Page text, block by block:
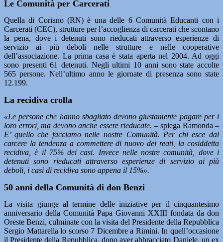
Le Comunità per Carcerati
Quella di Coriano (RN) è una delle 6 Comunità Educanti con i
Carcerati (CEC), strutture per l’accoglienza di carcerati che scontano
la pena, dove i detenuti sono rieducati attraverso esperienze di
servizio ai più deboli nelle strutture e nelle cooperative
dell’associazione. La prima casa è stata aperta nel 2004. Ad oggi
sono presenti 61 detenuti. Negli ultimi 10 anni sono state accolte
565 persone. Nell’ultimo anno le giornate di presenza sono state
12.199.
La recidiva crolla
«Le persone che hanno sbagliato devono giustamente pagare per i
loro errori, ma devono anche essere rieducate. – spiega Ramonda –
E’ quello che facciamo nelle nostre Comunità. Per chi esce dal
carcere la tendenza a commettere di nuovo dei reati, la cosiddetta
recidiva, è il 75% dei casi. Invece nelle nostre comunità, dove i
detenuti sono rieducati attraverso esperienze di servizio ai più
deboli, i casi di recidiva sono appena il 15%».
50 anni della Comunità di don Benzi
La visita giunge al termine delle iniziative per il cinquantesimo
anniversario della Comunità Papa Giovanni XXIII fondata da don
Oreste Benzi, culminate con la visita del Presidente della Repubblica
Sergio Mattarella lo scorso 7 Dicembre a Rimini. In quell’occasione
il Presidente della Repubblica, dopo aver abbracciato Daniele, un ex